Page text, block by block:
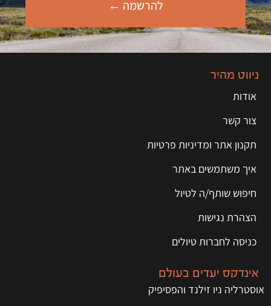
להרשמה ←
ניווט מהיר
אודות
צור קשר
תקנון אתר ומדיניות פרטיות
איך משתמשים באתר
חיפוש שותף/ה לטיול
הצהרת נגישות
כניסה לחברות טיולים
אינדקס יעדים בעולם
אוסטרליה ניו זילנד והפסיפיק